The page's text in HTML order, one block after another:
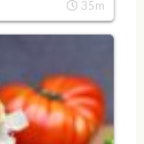
35m